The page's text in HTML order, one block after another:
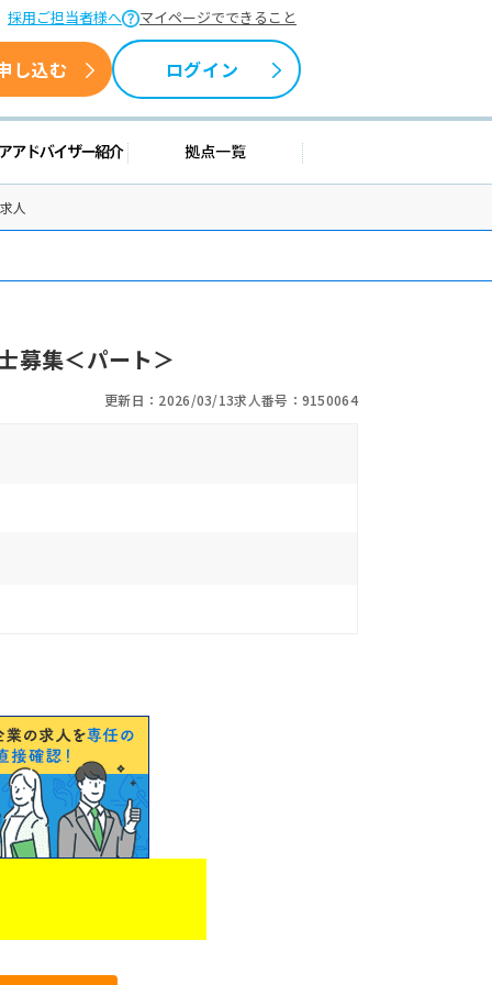
採用ご担当者様へ マイページでできること
し込む ログイン
情報 キャリアアドバイザー紹介拠点一覧
人
募集＜パート＞
更新日：2026/03/13求人番号：9150064